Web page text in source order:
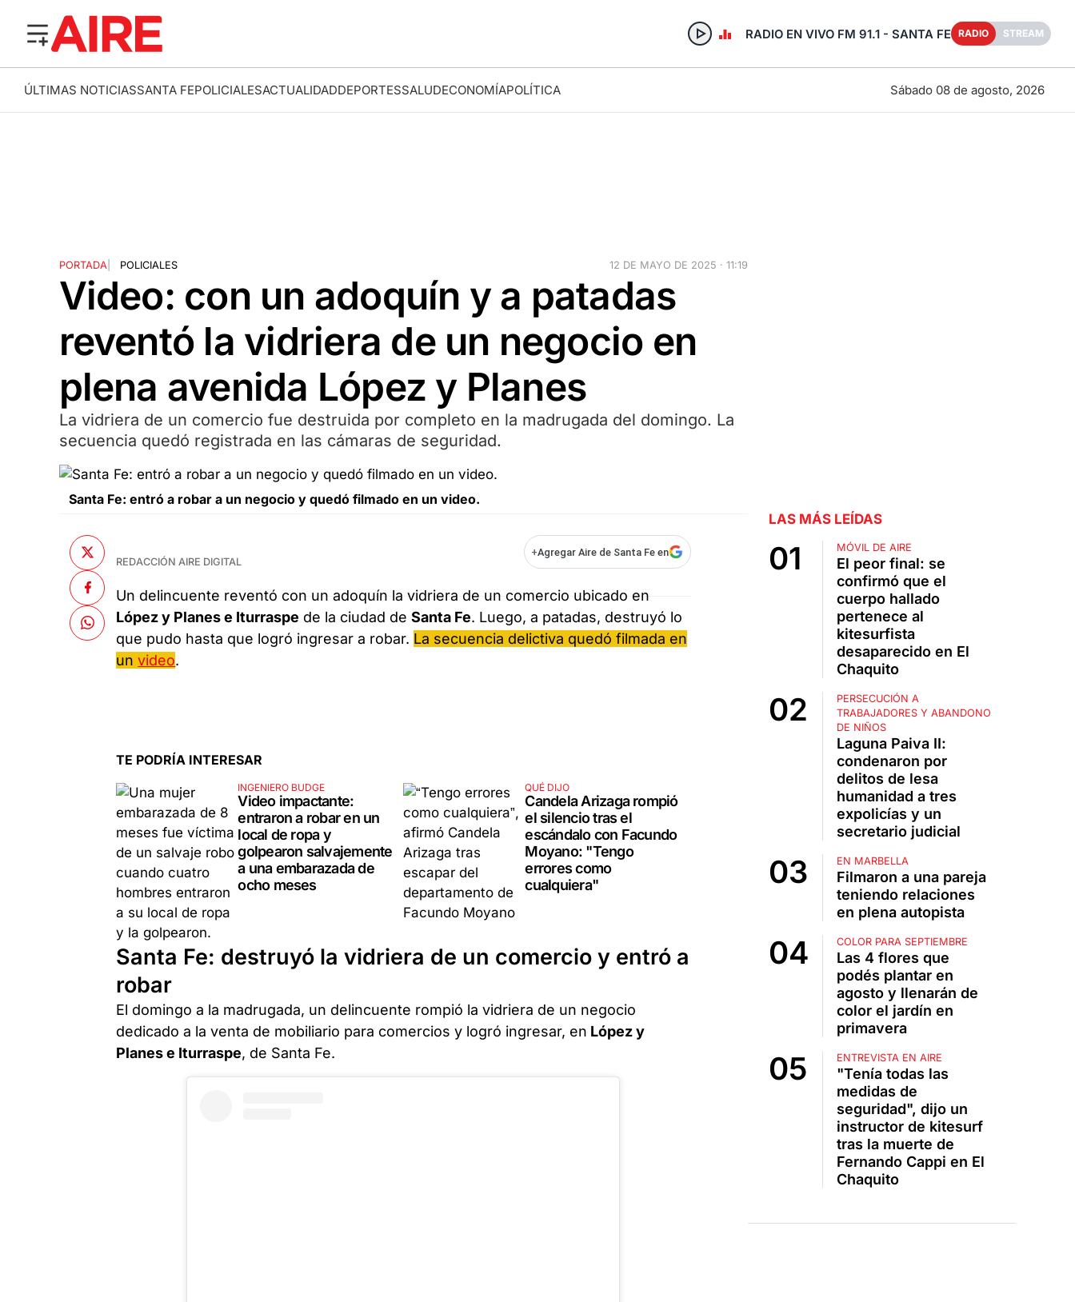
RADIO EN VIVO FM 91.1 - SANTA FE RADIO STREAM
ÚLTIMAS NOTICIASSANTA FEPOLICIALESACTUALIDADDEPORTESSALUDECONOMÍAPOLÍTICA Sábado 08 de agosto, 2026
PORTADA| POLICIALES 12 DE MAYO DE 2025 · 11:19
Video: con un adoquín y a patadas
reventó la vidriera de un negocio en
plena avenida López y Planes
La vidriera de un comercio fue destruida por completo en la madrugada del domingo. La
secuencia quedó registrada en las cámaras de seguridad.
Santa Fe: entró a robar a un negocio y quedó filmado en un video.
REDACCIÓN AIRE DIGITAL
+Agregar Aire de Santa Fe en
Un delincuente reventó con un adoquín la vidriera de un comercio ubicado en
López y Planes e Iturraspe de la ciudad deSanta Fe. Luego, a patadas, destruyó lo
que pudo hasta que logró ingresar a robar. La secuencia delictiva quedó filmada en
unvideo.
TE PODRÍA INTERESAR
INGENIERO BUDGE
Video impactante:
entraron a robar en un
local de ropa y
golpearon salvajemente
a una embarazada de
ocho meses
QUÉ DIJO
Candela Arizaga rompió
el silencio tras el
escándalo con Facundo
Moyano: "Tengo
errores como
cualquiera"
Santa Fe: destruyó la vidriera de un comercio y entró a
robar
El domingo a la madrugada, un delincuente rompió la vidriera de un negocio
dedicado a la venta de mobiliario para comercios y logró ingresar, en López y
Planes e Iturraspe, de Santa Fe.
LAS MÁS LEÍDAS
MÓVIL DE AIRE
El peor final: se
confirmó que el
cuerpo hallado
pertenece al
kitesurfista
desaparecido en El
Chaquito
PERSECUCIÓN A
TRABAJADORES Y ABANDONO
DE NIÑOS
Laguna Paiva II:
condenaron por
delitos de lesa
humanidad a tres
expolicías y un
secretario judicial
EN MARBELLA
Filmaron a una pareja
teniendo relaciones
en plena autopista
COLOR PARA SEPTIEMBRE
Las 4 flores que
podés plantar en
agosto y llenarán de
color el jardín en
primavera
ENTREVISTA EN AIRE
"Tenía todas las
medidas de
seguridad", dijo un
instructor de kitesurf
tras la muerte de
Fernando Cappi en El
Chaquito